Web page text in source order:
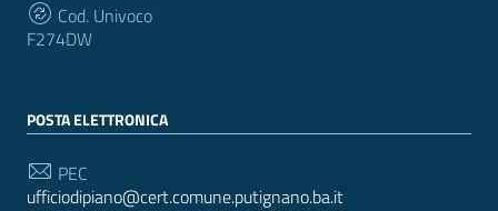
Cod. Univoco
F274DW
POSTA ELETTRONICA
PEC
ufficiodipiano@cert.comune.putignano.ba.it